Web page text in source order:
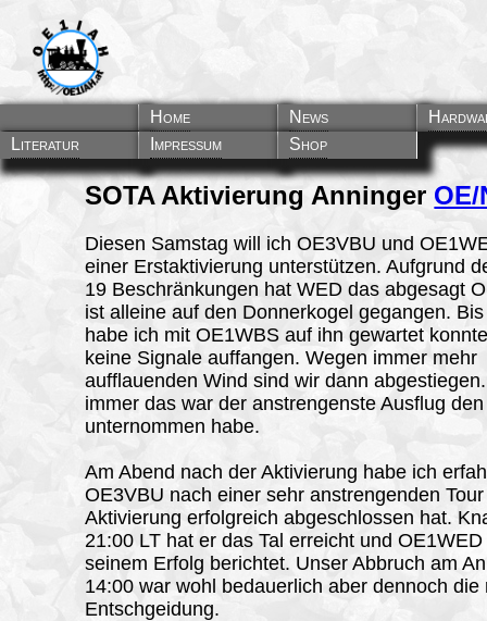
Home News
Literatur
Impressum Shop
SOTA Aktivierung Anninger OE/
Diesen Samstag will ich OE3VBU und
einer Erstaktivierung unterstützen. Aufgrund
19 Beschränkungen hat WED das abgesagt
ist alleine auf den Donnerkogel gegangen.
habe ich mit OE1WBS auf ihn gewartet
keine Signale auffangen. Wegen immer mehr
aufflauenden Wind sind wir dann
immer das war der anstrengenste Ausflug
unternommen habe.
Am Abend nach der Aktivierung habe ich
OE3VBU nach einer sehr anstrengenden
Aktivierung erfolgreich abgeschlossen hat.
21:00 LT hat er das Tal erreicht und
seinem Erfolg berichtet. Unser Abbruch am
14:00 war wohl bedauerlich aber dennoch die
Entschgeidung.